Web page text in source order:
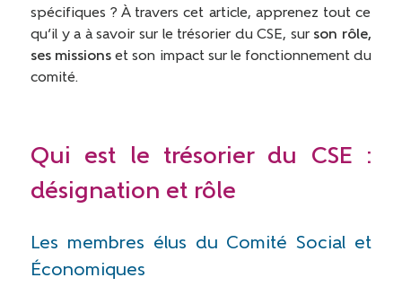
spécifiques ? À travers cet article, apprenez tout ce
qu’il y a à savoir sur le trésorier du CSE, sur son rôle,
ses missions et son impact sur le fonctionnement du
comité.
Qui est le trésorier du CSE :
désignation et rôle
Les membres élus du Comité Social et
Économiques